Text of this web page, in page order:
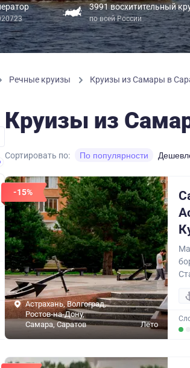
3991 восхитительный
по всей России
Речные круизы Круизы из Самары в
Круизы из
Сортировать по: По популярности
-15%
Астрахань, Волгоград,
Ростов-на-Дону,
Самара, Саратов
Лето